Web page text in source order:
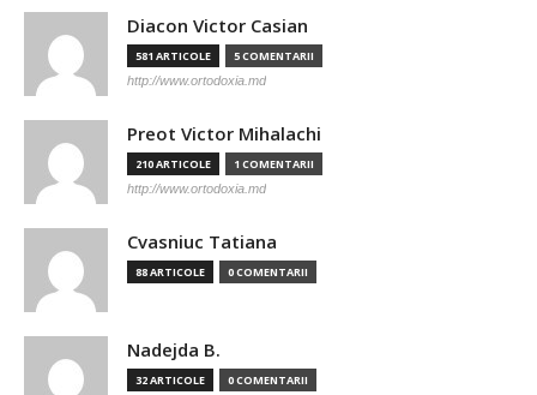
Diacon Victor Casian
581 ARTICOLE 5 COMENTARII
http://www.ortodoxia.md
Preot Victor Mihalachi
210 ARTICOLE 1 COMENTARII
http://www.ortodoxia.md
Cvasniuc Tatiana
88 ARTICOLE 0 COMENTARII
Nadejda B.
32 ARTICOLE 0 COMENTARII